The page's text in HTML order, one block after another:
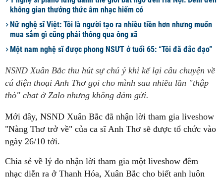
không gian thưởng thức âm nhạc hiếm có
Nữ nghệ sĩ Việt: Tôi là người tạo ra nhiều tiền hơn nhưng muốn
mua sắm gì cũng phải thông qua ông xã
Một nam nghệ sĩ được phong NSƯT ở tuổi 65: “Tôi đã đắc đạo”
NSND Xuân Bắc thu hút sự chú ý khi kể lại câu chuyện về
cú điện thoại Anh Thơ gọi cho mình sau nhiều lần "thập
thò" chat ở Zalo nhưng không dám gửi.
Mới đây, NSND Xuân Bắc đã nhận lời tham gia liveshow
"Nàng Thơ trở về" của ca sĩ Anh Thơ sẽ được tổ chức vào
ngày 26/10 tới.
Chia sẻ về lý do nhận lời tham gia một liveshow đêm
nhạc diễn ra ở Thanh Hóa, Xuân Bắc cho biết anh luôn